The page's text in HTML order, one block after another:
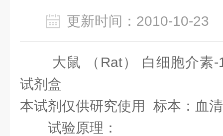
更新时间：2010-10-
大鼠 （Rat） 白细胞介素
试剂盒
本试剂仅供研究使用 标本：血
试验原理：